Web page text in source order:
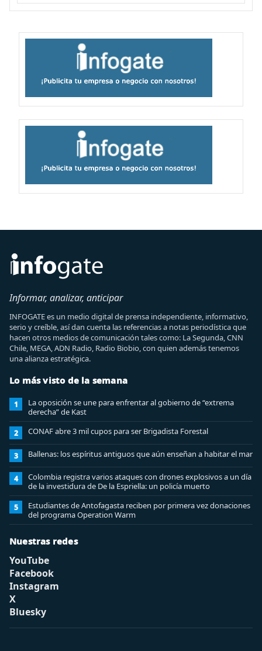
Informar, analizar, anticipar
INFOGATE es un medio digital de prensa independiente, informativo,
serio y creíble, así dan cuenta las referencias a notas periodística que
hacen otros medios de comunicación tales como: La Segunda, CNN
Chile, MEGA, ADN Radio, Radio Biobio, con quien además tenemos
una alianza estratégica.
Lo más visto de la semana
1
La oposición se une para enfrentar al gobierno de “extrema
derecha” de Kast
2 CONAF abre 3 mil cupos para ser Brigadista Forestal
3 Ballenas: los espíritus antiguos que aún enseñan a habitar el mar
4
Colombia registra varios ataques con drones explosivos a un día
de la investidura de De la Espriella: un policía muerto
5
Estudiantes de Antofagasta reciben por primera vez donaciones
del programa Operation Warm
Nuestras redes
YouTube
Facebook
Instagram
X
Bluesky